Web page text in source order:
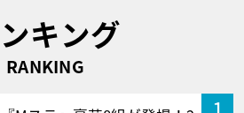
キング
RANKING